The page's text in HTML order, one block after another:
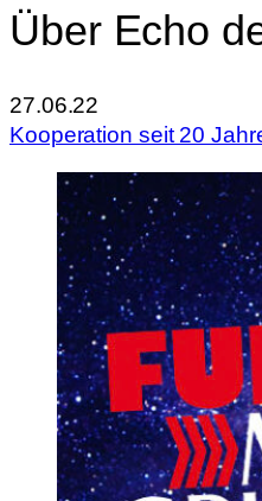
Über Echo
27.06.22
Kooperation seit 20